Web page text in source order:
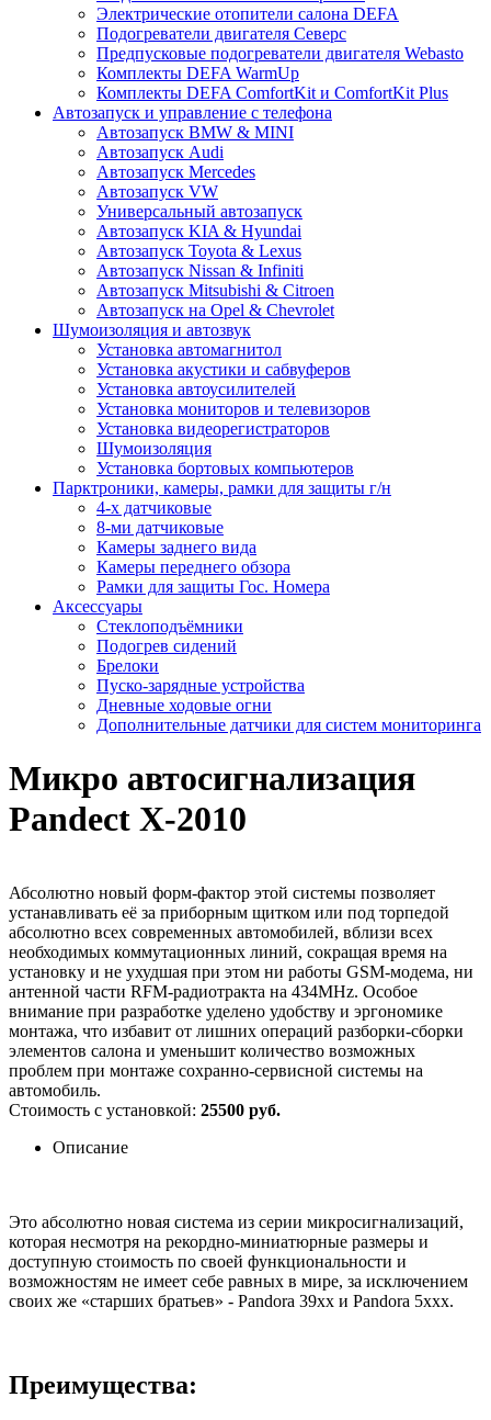
Электрические отопители салона DEFA
Подогреватели двигателя Северс
Предпусковые подогреватели двигателя Webasto
Комплекты DEFA WarmUp
Комплекты DEFA ComfortKit и ComfortKit Plus
Автозапуск и управление с телефона
Автозапуск BMW & MINI
Автозапуск Audi
Автозапуск Mercedes
Автозапуск VW
Универсальный автозапуск
Автозапуск KIA & Hyundai
Автозапуск Toyota & Lexus
Автозапуск Nissan & Infiniti
Автозапуск Mitsubishi & Citroen
Автозапуск на Opel & Chevrolet
Шумоизоляция и автозвук
Установка автомагнитол
Установка акустики и сабвуферов
Установка автоусилителей
Установка мониторов и телевизоров
Установка видеорегистраторов
Шумоизоляция
Установка бортовых компьютеров
Парктроники, камеры, рамки для защиты г/н
4-х датчиковые
8-ми датчиковые
Камеры заднего вида
Камеры переднего обзора
Рамки для защиты Гос. Номера
Аксессуары
Стеклоподъёмники
Подогрев сидений
Брелоки
Пуско-зарядные устройства
Дневные ходовые огни
Дополнительные датчики для систем мониторинга
Микро автосигнализация
Pandect X-2010
Абсолютно новый форм-фактор этой системы позволяет
устанавливать её за приборным щитком или под торпедой
абсолютно всех современных автомобилей, вблизи всех
необходимых коммутационных линий, сокращая время на
установку и не ухудшая при этом ни работы GSM-модема, ни
антенной части RFM-радиотракта на 434MHz. Особое
внимание при разработке уделено удобству и эргономике
монтажа, что избавит от лишних операций разборки-сборки
элементов салона и уменьшит количество возможных
проблем при монтаже сохранно-сервисной системы на
автомобиль.
Стоимость с установкой: 25500 руб.
Описание
Это абсолютно новая система из серии микросигнализаций,
которая несмотря на рекордно-миниатюрные размеры и
доступную стоимость по своей функциональности и
возможностям не имеет себе равных в мире, за исключением
своих же «старших братьев» - Pandora 39xx и Pandora 5xxx.
Преимущества: